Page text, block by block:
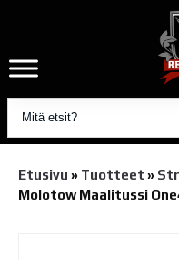
Etusivu » Tuotteet »
Molotow Maalitussi